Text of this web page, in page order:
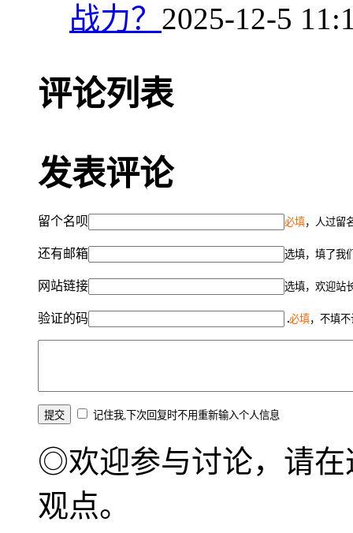
战力？ 2025-12-5
评论列表
发表评论
留个名呗 必填，人过留
还有邮箱 选填，填了我
网站链接 选填，欢迎站
验证的码 必填，不填
记住我,下次回复时不用重新输入个人信息
◎欢迎参与讨论，请在
观点。